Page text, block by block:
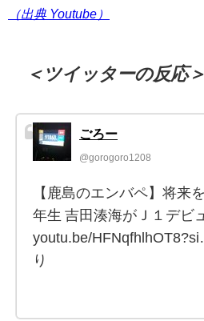
（出典 Youtube）
＜ツイッターの反応＞
ごろー
@gorogoro1208
【鹿島のエンバペ】将来
年生 吉田湊海がＪ１デビ
youtu.be/
り